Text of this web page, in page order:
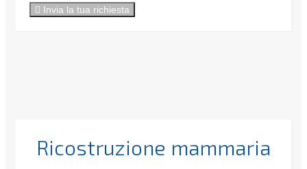
Invia la tua richiesta
Ricostruzione mammaria